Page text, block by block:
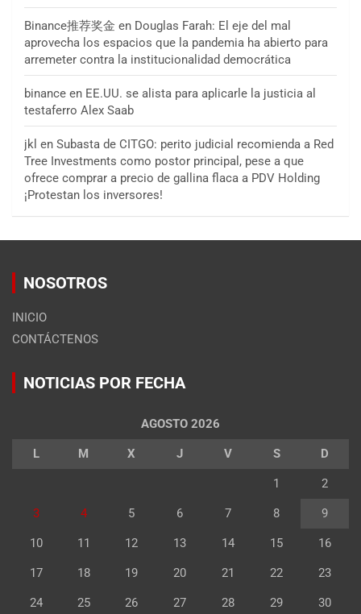
Binance推荐奖金 en Douglas Farah: El eje del mal
aprovecha los espacios que la pandemia ha abierto para
arremeter contra la institucionalidad democrática
binance en EE.UU. se alista para aplicarle la justicia al
testaferro Alex Saab
jkl en Subasta de CITGO: perito judicial recomienda a Red
Tree Investments como postor principal, pese a que
ofrece comprar a precio de gallina flaca a PDV Holding
¡Protestan los inversores!
NOSOTROS
INICIO
CONTÁCTENOS
NOTICIAS POR FECHA
AGOSTO 2026
L M X J V S D
1 2
3 4 5 6 7 8 9
10 11 12 13 14 15 16
17 18 19 20 21 22 23
24 25 26 27 28 29 30